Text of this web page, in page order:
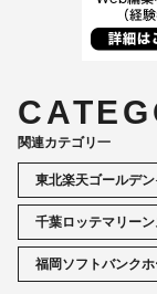
関連カテゴリ一
東北楽天ゴールデ
千葉ロッテマリー
福岡ソフトバンクホ